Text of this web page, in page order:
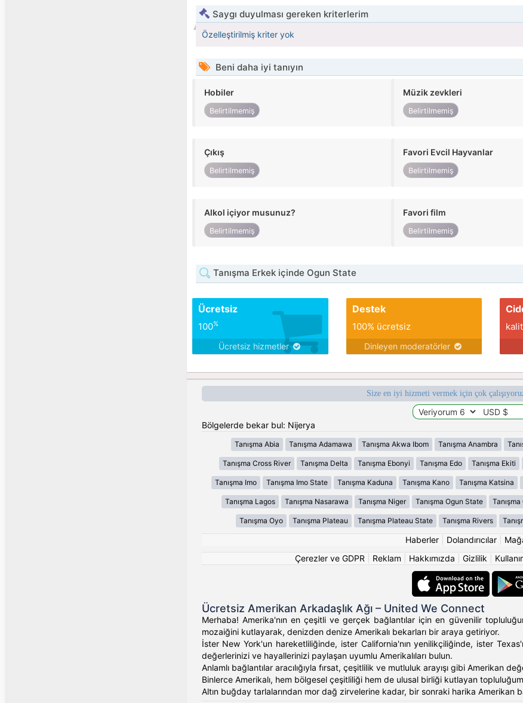
Saygı duyulması gereken kriterlerim
Özelleştirilmiş kriter yok
Beni daha iyi tanıyın
Hobiler
Belirtilmemiş
Müzik zevkleri
Belirtilmemiş
Çıkış
Belirtilmemiş
Favori Evcil Hayvanlar
Belirtilmemiş
Alkol içiyor musunuz?
Belirtilmemiş
Favori film
Belirtilmemiş
Tanışma Erkek içinde Ogun State
Ücretsiz
100%
Ücretsiz hizmetler
Destek
100% ücretsiz
Dinleyen moderatörler
Size en iyi hizmeti vermek için çok
Bölgelerde bekar bul: Nijerya
Tanışma Abia Tanışma Adamawa Tanışma Akwa Ibom Tanışma Anambra
Tanışma Cross River Tanışma Delta Tanışma Ebonyi Tanışma Edo Tanışma Ekiti
Tanışma Imo Tanışma Imo State Tanışma Kaduna Tanışma Kano Tanışma Katsina
Tanışma Lagos Tanışma Nasarawa Tanışma Niger Tanışma Ogun State Tanışma
Tanışma Oyo Tanışma Plateau Tanışma Plateau State Tanışma Rivers
Haberler Dolandırıcılar
Çerezler ve GDPR
Reklam Hakkımızda Gizlilik
Ücretsiz Amerikan Arkadaşlık Ağı – United We Connect
Merhaba! Amerika'nın en çeşitli ve gerçek bağlantılar için en güvenilir
mozaiğini kutlayarak, denizden denize Amerikalı bekarları bir araya getiriyor.
İster New York'un hareketliliğinde, ister California'nın yenilikçiliğinde, ister
değerlerinizi ve hayallerinizi paylaşan uyumlu Amerikalıları bulun.
Anlamlı bağlantılar aracılığıyla fırsat, çeşitlilik ve mutluluk arayışı gibi Amerikan
Binlerce Amerikalı, hem bölgesel çeşitliliği hem de ulusal birliği kutlayan
Altın buğday tarlalarından mor dağ zirvelerine kadar, bir sonraki harika Amerikan